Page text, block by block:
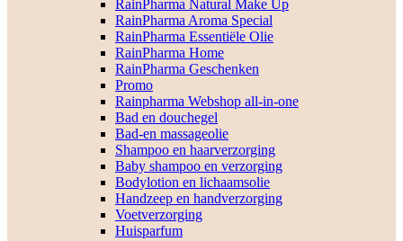
RainPharma Natural Make Up
RainPharma Aroma Special
RainPharma Essentiële Olie
RainPharma Home
RainPharma Geschenken
Promo
Rainpharma Webshop all-in-one
Bad en douchegel
Bad-en massageolie
Shampoo en haarverzorging
Baby shampoo en verzorging
Bodylotion en lichaamsolie
Handzeep en handverzorging
Voetverzorging
Huisparfum